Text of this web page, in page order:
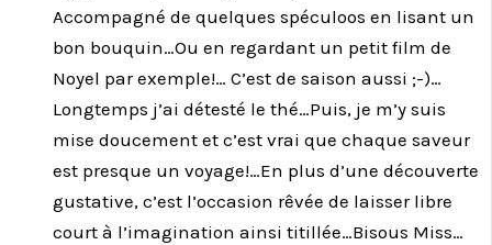
Accompagné de quelques spéculoos en lisant un
bon bouquin…Ou en regardant un petit film de
Noyel par exemple!… C’est de saison aussi ;-)…
Longtemps j’ai détesté le thé…Puis, je m’y suis
mise doucement et c’est vrai que chaque saveur
est presque un voyage!…En plus d’une découverte
gustative, c’est l’occasion rêvée de laisser libre
court à l’imagination ainsi titillée…Bisous Miss…